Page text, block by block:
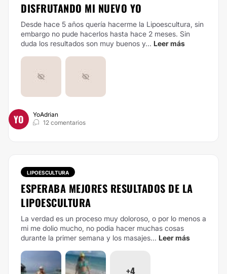
DISFRUTANDO MI NUEVO YO
Desde hace 5 años quería hacerme la Lipoescultura, sin
embargo no pude hacerlos hasta hace 2 meses. Sin
duda los resultados son muy buenos y... Leer más
YO
YoAdrian
12 comentarios
LIPOESCULTURA
ESPERABA MEJORES RESULTADOS DE LA
LIPOESCULTURA
La verdad es un proceso muy doloroso, o por lo menos a
mi me dolio mucho, no podia hacer muchas cosas
durante la primer semana y los masajes... Leer más
+4